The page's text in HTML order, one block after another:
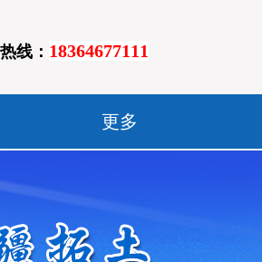
线： 18364677111
更多